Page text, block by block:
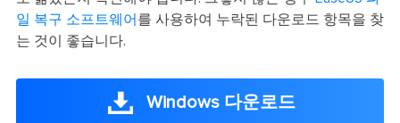
일 복구 소프트웨어 를 사용하여 누락된 다운로드 항목을 찾
는 것이 좋습니다.
Windows 다운로드